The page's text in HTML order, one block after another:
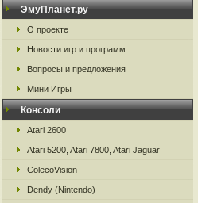
ЭмуПланет.ру
О проекте
Новости игр и программ
Вопросы и предложения
Мини Игры
Консоли
Atari 2600
Atari 5200, Atari 7800, Atari Jaguar
ColecoVision
Dendy (Nintendo)